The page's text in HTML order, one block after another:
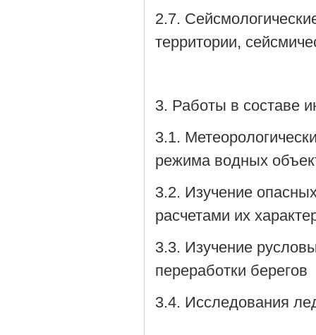
2.7.
территории,
3. Работы в составе
3.1.
режима водных
3.2. Изучение
расчетами их
3.3. Изучение
переработки берегов
3.4. Исследования